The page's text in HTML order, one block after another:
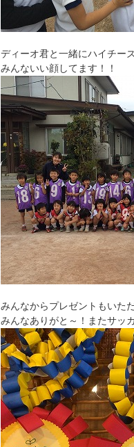
ディーオ君と一緒にハイチー
みんないい顔してます！！
みんなからプレゼントもいた
みんなありがと～！またサッ